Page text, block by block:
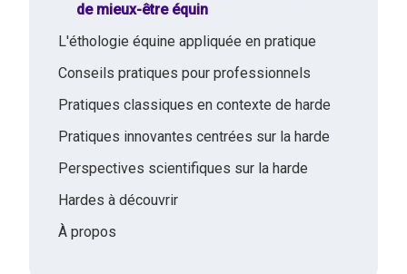
de mieux-être équin
L'éthologie équine appliquée en pratique
Conseils pratiques pour professionnels
Pratiques classiques en contexte de harde
Pratiques innovantes centrées sur la harde
Perspectives scientifiques sur la harde
Hardes à découvrir
À propos